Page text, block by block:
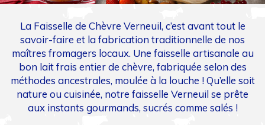
La Faisselle de Chèvre Verneuil, c’est avant tout le
savoir-faire et la fabrication traditionnelle de nos
maîtres fromagers locaux. Une faisselle artisanale au
bon lait frais entier de chèvre, fabriquée selon des
méthodes ancestrales, moulée à la louche ! Qu’elle soit
nature ou cuisinée, notre faisselle Verneuil se prête
aux instants gourmands, sucrés comme salés !